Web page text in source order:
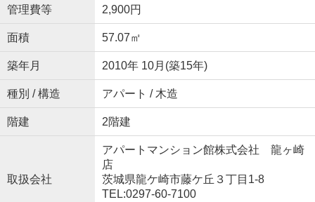
管理費等 2,900円
面積 57.07㎡
築年月 2010年 10月(築15年)
種別 / 構造 アパート / 木造
階建 2階建
取扱会社
アパートマンション館株式会社 龍ヶ崎
店
茨城県龍ケ崎市藤ケ丘３丁目1-8
TEL:0297-60-7100